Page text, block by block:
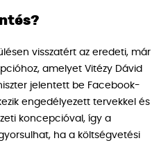
visszatért az eredeti, már
amelyet Vitézy Dávid
jelentett be Facebook-
engedélyezett tervekkel és
koncepcióval, így a
ha a költségvetési